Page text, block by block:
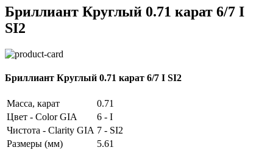
Бриллиант Круглый 0.71 карат 6/7 I
SI2
Бриллиант Круглый 0.71 карат 6/7 I SI2
Масса, карат
0.71
Цвет - Color GIA
6 - I
Чистота - Clarity GIA 7 - SI2
Размеры (мм)
5.61